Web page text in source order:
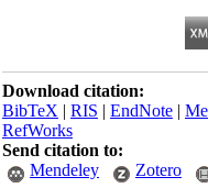
Download citation:
BibTeX|RIS|EndNote|
RefWorks
Send citation to:
Mendeley
Zotero